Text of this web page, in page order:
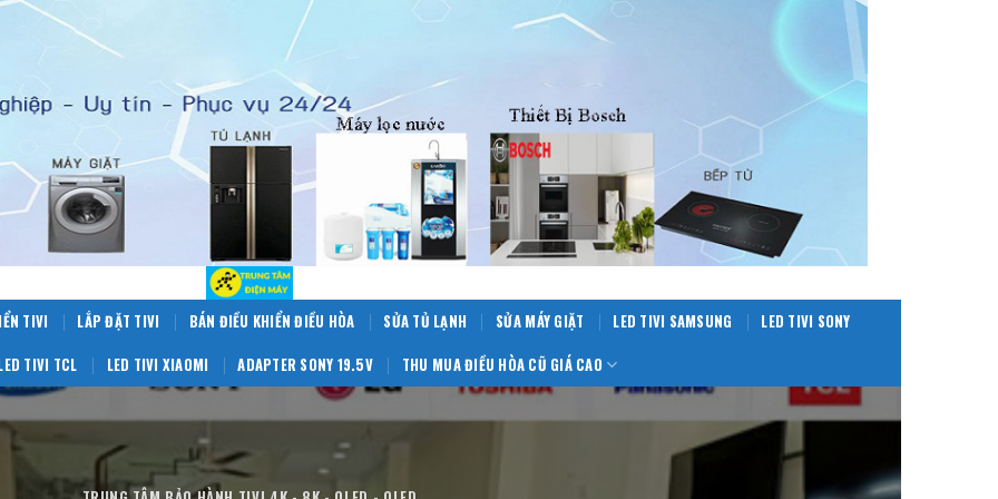
TIVI LẮP ĐẶT TIVI BÁN ĐIỀU KHIỂN ĐIỀU HÒA SỬA TỦ LẠNH SỬA MÁY GIẶT LED TIVI SAMSUNG LED TIVI SONY
TIVI TCL LED TIVI XIAOMI ADAPTER SONY 19.5V THU MUA ĐIỀU HÒA CŨ GIÁ CAO